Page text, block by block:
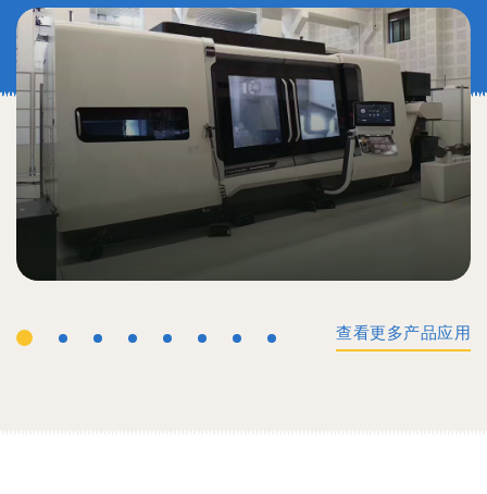
查看更多产品应用